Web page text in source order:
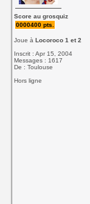
Score au grosquiz
0000400 pts.
Joue àLocoroco 1 et 2
Inscrit : Apr 15, 2004
Messages : 1617
De : Toulouse
Hors ligne